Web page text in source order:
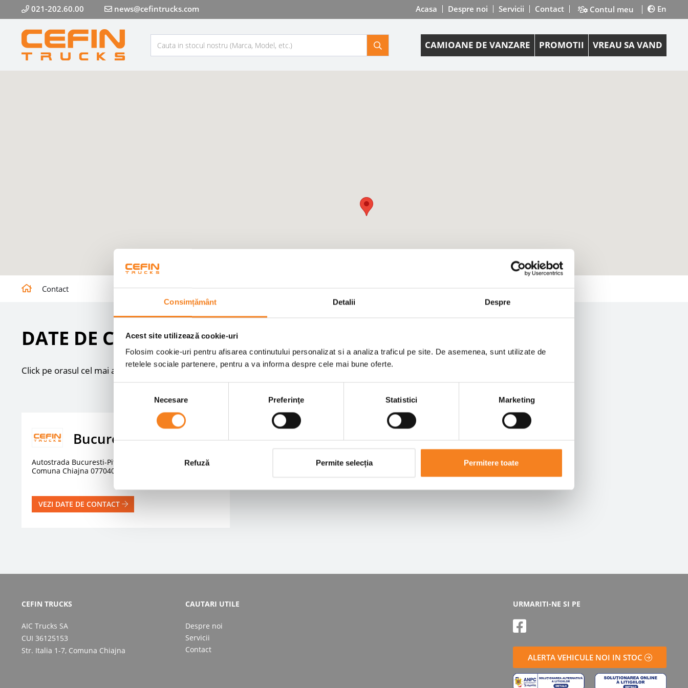
Consimțământ Detalii Despre
Acest site utilizează cookie-uri
Folosim cookie-uri pentru afisarea continutului personalizat si a analiza traficul pe site. De asemenea, sunt utilizate de
retelele sociale partenere, pentru a va informa despre cele mai bune oferte.
consimțământului
Necesare Preferinţe Statistici Marketing
Refuză Permite selecția Permitere toate
021-202.60.00 news@cefintrucks.com Acasa Despre noi Servicii Contact Contul meu En
CAMIOANE DE VANZARE PROMOTII VREAU SA VAND
Contact
DATE DE CONTACT
Click pe orasul cel mai apropiat de tine ca sa vezi datele noastre de contact.
Bucuresti
Autostrada Bucuresti-Pitesti, Km 13,2 Str. Italia 1-7,
Comuna Chiajna 077040, Jud. Ilfov
VEZI DATE DE CONTACT
CEFIN TRUCKS
AIC Trucks SA
CUI 36125153
Str. Italia 1-7, Comuna Chiajna
CAUTARI UTILE
Despre noi
Servicii
Contact
URMARITI-NE SI PE
ALERTA VEHICULE NOI IN STOC